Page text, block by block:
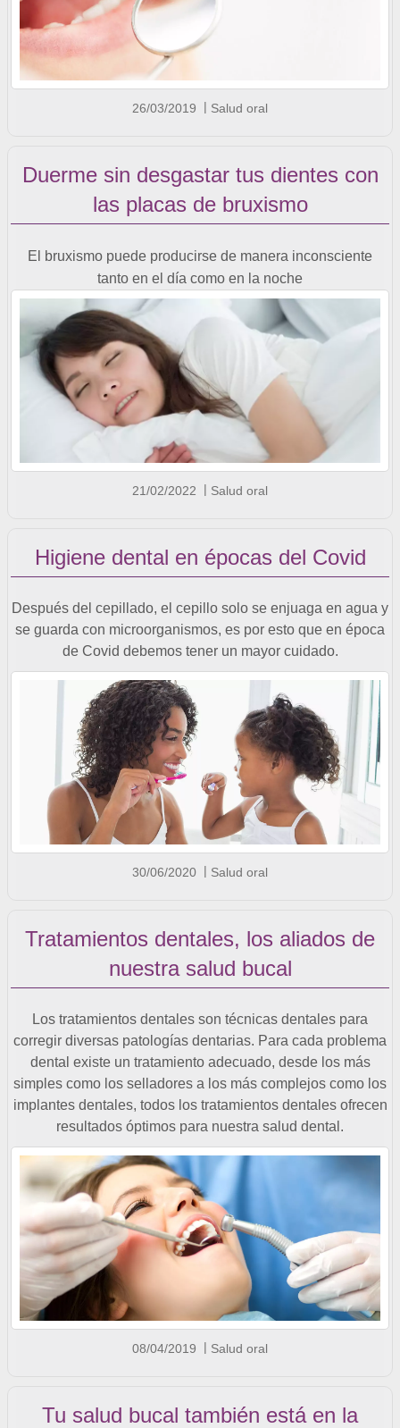
26/03/2019 Salud oral
Duerme sin desgastar tus dientes con
las placas de bruxismo
El bruxismo puede producirse de manera inconsciente
tanto en el día como en la noche
21/02/2022 Salud oral
Higiene dental en épocas del Covid
Después del cepillado, el cepillo solo se enjuaga en agua y
se guarda con microorganismos, es por esto que en época
de Covid debemos tener un mayor cuidado.
30/06/2020 Salud oral
Tratamientos dentales, los aliados de
nuestra salud bucal
Los tratamientos dentales son técnicas dentales para
corregir diversas patologías dentarias. Para cada problema
dental existe un tratamiento adecuado, desde los más
simples como los selladores a los más complejos como los
implantes dentales, todos los tratamientos dentales ofrecen
resultados óptimos para nuestra salud dental.
08/04/2019 Salud oral
Tu salud bucal también está en la